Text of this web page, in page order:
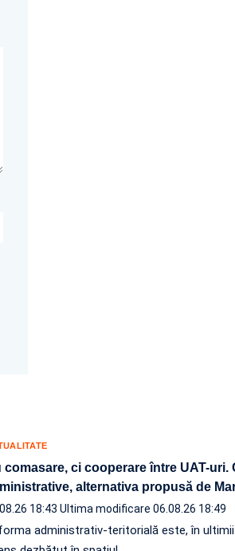
comasare, ci cooperare între UAT-uri.
alternativa propusă de
18:43 Ultima modificare 06.08.26 18:49
administrativ-teritorială este, în